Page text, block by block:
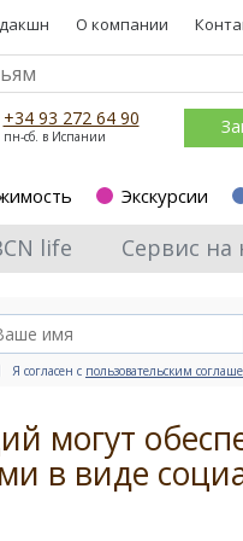
О компании
+34 93 272 64 90
пн-сб. в Испании
Экскурсии
life Сервис
Я согласен с пользовательским
могут
в виде